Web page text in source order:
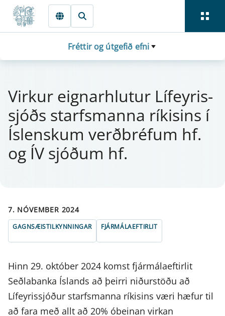
Fara beint í Meginmál
Fréttir og útgefið efni
Vi­rk­ur eign­ar­hlut­ur Líf­ey­ris­
sjóðs starfs­manna rí­k­is­ins í
Íslenskum verðbréf­um hf.
og ÍV sjóðum hf.
7. NÓVEMBER 2024
GAGNSÆISTILKYNNINGAR FJÁRMÁLAEFTIRLIT
Hinn 29. október 2024 komst fjármálaeftirlit
Seðlabanka Íslands að þeirri niðurstöðu að
Lífeyrissjóður starfsmanna ríkisins væri hæfur til
að fara með allt að 20% óbeinan virkan